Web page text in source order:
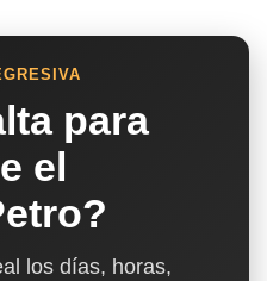
para
el
los días, horas,